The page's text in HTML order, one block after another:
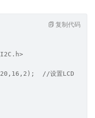
//设置LCD的地址为
复制代码